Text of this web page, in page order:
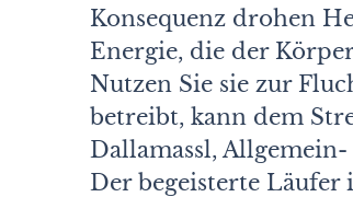
Konsequenz drohen
Energie, die der
Nutzen Sie sie zur
betreibt, kann dem
Dallamassl,
Der begeisterte Läufer